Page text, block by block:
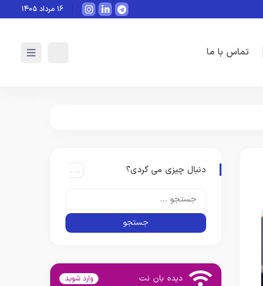
هوش مصنوعی چگونه می‌تواند
۱۶ مرداد ۱۴۰۵
تماس با ما
دنبال چیزی می گردی؟
دیده بان نت وارد شوید